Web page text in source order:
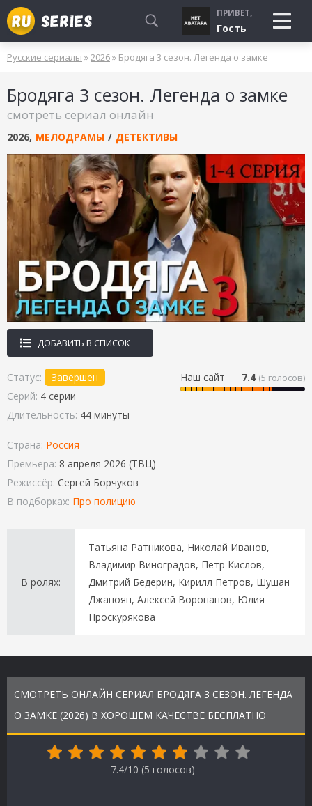
СМОТРЮ
БУДУ СМОТРЕТЬ
УЖЕ СМОТРЕЛ
ПРИВЕТ,
Гость
Русские сериалы »2026» Бродяга 3 сезон. Легенда о замке
Бродяга 3 сезон. Легенда о замке
смотреть сериал онлайн
2026, МЕЛОДРАМЫ / ДЕТЕКТИВЫ
ДОБАВИТЬ В СПИСОК
Наш сайт 7.4 (5 голосов)
Статус:
Завершен
Серий: 4 серии
Длительность: 44 минуты
Страна: Россия
Премьера: 8 апреля 2026 (ТВЦ)
Режиссёр: Сергей Борчуков
В подборках: Про полицию
В ролях:
Татьяна Ратникова, Николай Иванов,
Владимир Виноградов, Петр Кислов,
Дмитрий Бедерин, Кирилл Петров, Шушан
Джаноян, Алексей Воропанов, Юлия
Проскурякова
СМОТРЕТЬ ОНЛАЙН СЕРИАЛ БРОДЯГА 3 СЕЗОН. ЛЕГЕНДА
О ЗАМКЕ (2026) В ХОРОШЕМ КАЧЕСТВЕ БЕСПЛАТНО
7.4/10 (5 голосов)